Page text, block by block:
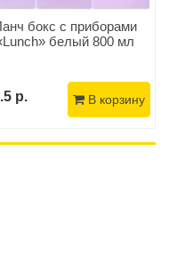
бокс c приборами
белый 800 мл
р. В корзину